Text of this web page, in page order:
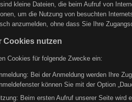
kleine Dateien, die beim Aufruf von
um die Nutzung von besuchten
anzumelden, ohne dass Sie Ihre
Cookies nutzen
Cookies für folgende Zwecke ein:
Bei der Anmeldung werden Ihre
können Sie mit der Option
Beim ersten Aufruf unserer Seite wird